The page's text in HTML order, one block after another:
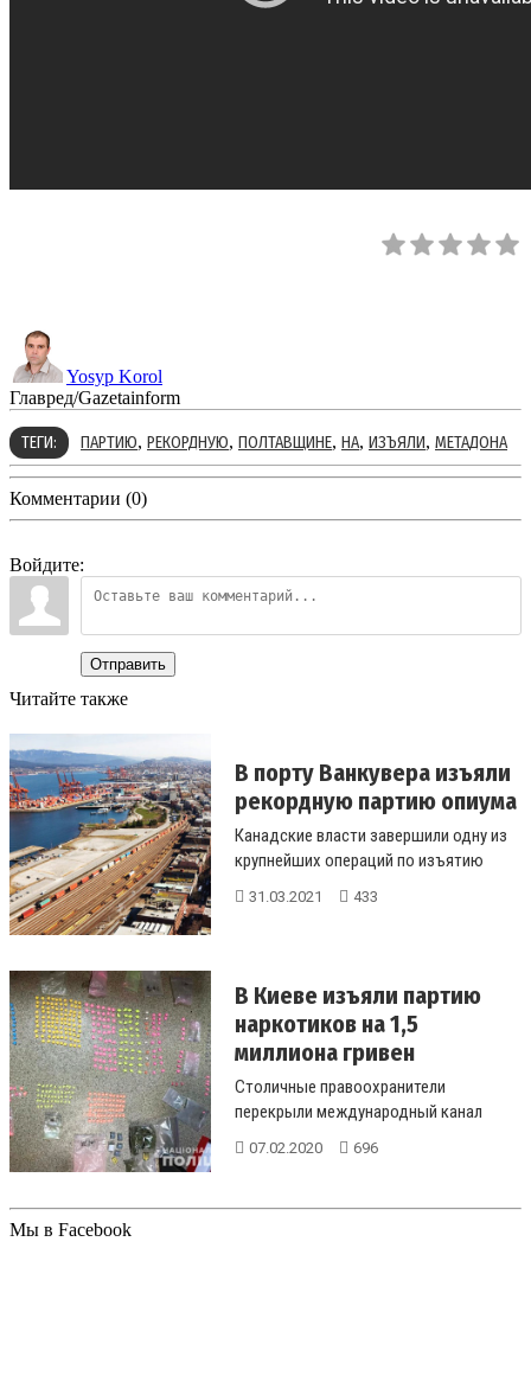
Yosyp Korol
Главред/Gazetainform
ТЕГИ: ПАРТИЮ, РЕКОРДНУЮ, ПОЛТАВЩИНЕ, НА, ИЗЪЯЛИ, МЕТАДОНА
Комментарии (0)
Войдите:
Отправить
Читайте также
В порту Ванкувера изъяли
рекордную партию опиума
Канадские власти завершили одну из
крупнейших операций по изъятию
опиума, оценочная стоимость
31.03.2021 433
В Киеве изъяли партию
наркотиков на 1,5
миллиона гривен
Столичные правоохранители
перекрыли международный канал
поставки наркотиков в Киев. По
07.02.2020 696
Мы в Facebook